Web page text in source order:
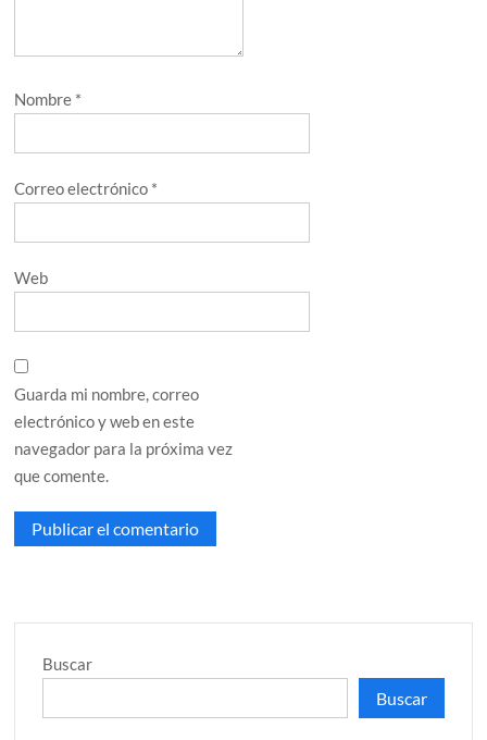
Nombre *
Correo electrónico *
Web
Guarda mi nombre, correo
electrónico y web en este
navegador para la próxima vez
que comente.
Buscar
Buscar